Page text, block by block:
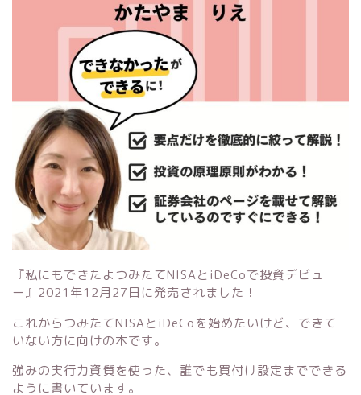
『私にもできたよつみたてNISAとiDeCoで投資デビュ
ー』 2021年12月27日に発売されました！
これからつみたてNISAとiDeCoを始めたいけど、できて
いない方に向けの本です。
強みの実行力資質を使った、誰でも買付け設定までできる
ように書いています。